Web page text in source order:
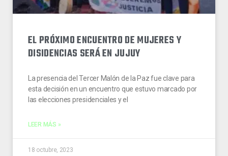
EL PRÓXIMO ENCUENTRO DE MUJERES Y
DISIDENCIAS SERÁ EN JUJUY
La presencia del Tercer Malón de la Paz fue clave para
esta decisión en un encuentro que estuvo marcado por
las elecciones presidenciales y el
LEER MÁS »
18 octubre, 2023